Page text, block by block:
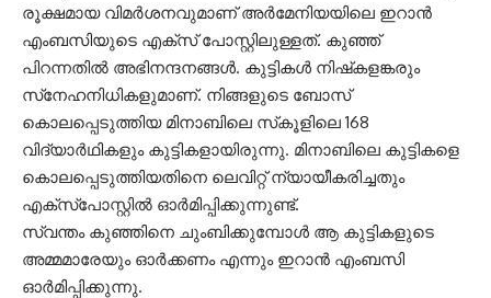
രൂക്ഷമായ വിമര്‍ശനവുമാണ് അര്‍മേനിയയിലെ ഇറാന്‍
എംബസിയുടെ എക്‌സ് പോസ്റ്റിലുള്ളത്. കുഞ്ഞ്
പിറന്നതില്‍ അഭിനന്ദനങ്ങള്‍. കുട്ടികള്‍ നിഷ്‌കളങ്കരും
സ്‌നേഹനിധികളുമാണ്. നിങ്ങളുടെ ബോസ്
കൊലപ്പെടുത്തിയ മിനാബിലെ സ്‌കൂളിലെ 168
വിദ്യാര്‍ഥികളും കുട്ടികളായിരുന്നു. മിനാബിലെ കുട്ടികളെ
കൊലപ്പെടുത്തിയതിനെ ലെവിറ്റ് ന്യായീകരിച്ചതും
എക്‌സ്‌പോസ്റ്റില്‍ ഓര്‍മിപ്പിക്കുന്നുണ്ട്.
സ്വന്തം കുഞ്ഞിനെ ചുംബിക്കുമ്പോള്‍ ആ കുട്ടികളുടെ
അമ്മമാരേയും ഓര്‍ക്കണം എന്നും ഇറാന്‍ എംബസി
ഓര്‍മിപ്പിക്കുന്നു.